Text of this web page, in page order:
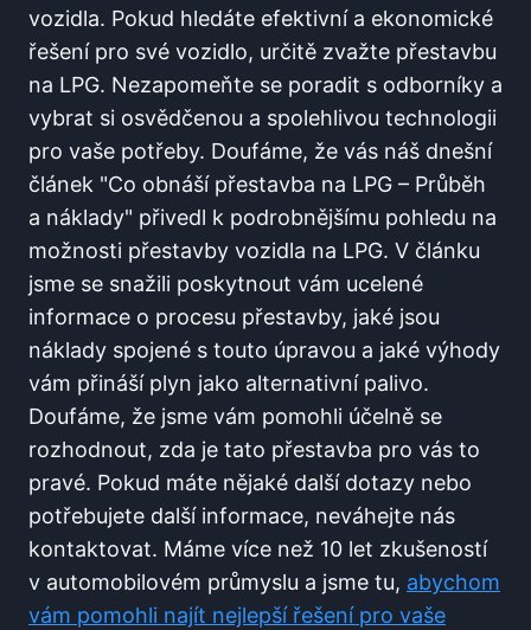
⁣vozidla.​ Pokud hledáte efektivní a ekonomické
⁤řešení pro‌ své vozidlo, ‌určitě⁢ zvažte přestavbu
na LPG.⁤ Nezapomeňte se poradit s odborníky ‌a
vybrat si‍ osvědčenou a spolehlivou technologii
pro vaše⁢ potřeby. Doufáme, že⁤ vás náš dnešní
‌článek "Co obnáší ​přestavba na⁤ LPG – Průběh
a⁣ náklady" ​přivedl k podrobnějšímu pohledu na
možnosti ⁤přestavby ⁢vozidla na LPG.‍ V článku
‌jsme se snažili poskytnout vám ucelené
informace o procesu přestavby, jaké jsou⁣
náklady spojené s touto úpravou a jaké ‍výhody
vám přináší​ plyn jako alternativní palivo.
Doufáme, že ​jsme vám ⁤pomohli účelně​ se​
rozhodnout, zda je‍ tato ⁤přestavba pro vás to
pravé. Pokud máte⁣ nějaké další dotazy nebo
potřebujete další ⁣informace, ⁤neváhejte nás
kontaktovat. Máme více než 10​ let zkušeností
v automobilovém ​průmyslu ⁢a jsme ⁤tu, abychom
vám pomohli najít nejlepší řešení pro vaše